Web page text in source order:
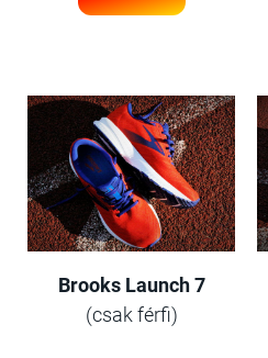
Brooks Launch 7
(csak férfi)